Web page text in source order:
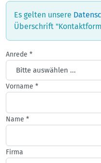
Es gelten unsere
Überschrift
Anrede *
Vorname *
Name *
Firma